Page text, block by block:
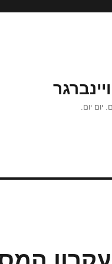
יום יום.